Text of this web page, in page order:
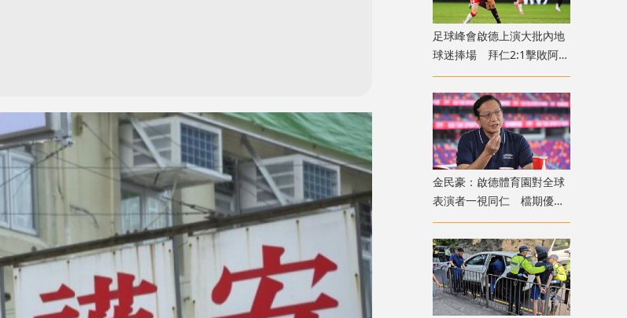
足球峰會啟德上演大批內地
球迷捧場 拜仁2:1擊敗阿士
東維拉
金民豪：啟德體育園對全球
表演者一視同仁 檔期優先
給體育活動